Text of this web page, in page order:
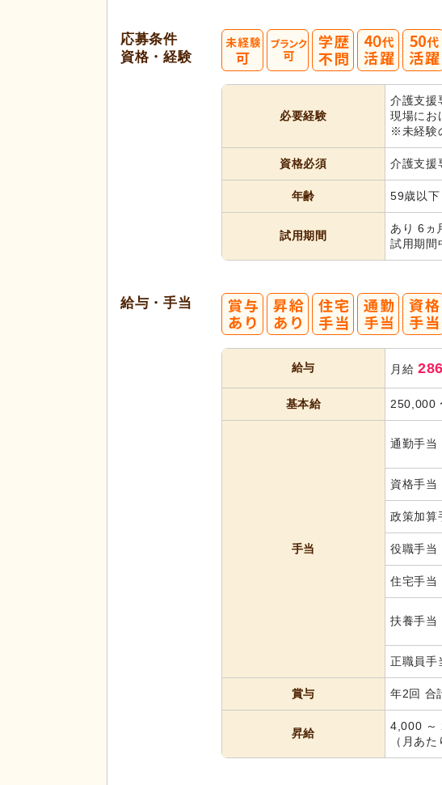
応募条件
資格・経験
必要経験
介護支援
現場にお
※未経験
資格必須 介護支援
年齢 59歳以下
試用期間
あり 6ヵ
試用期間
給与・手当
給与 月給
基本給 250,000
手当
通勤手当
資格手当
政策加算
役職手当
住宅手当
扶養手当
正職員手
賞与 年2回 合
昇給
4,000 ～
（月あた